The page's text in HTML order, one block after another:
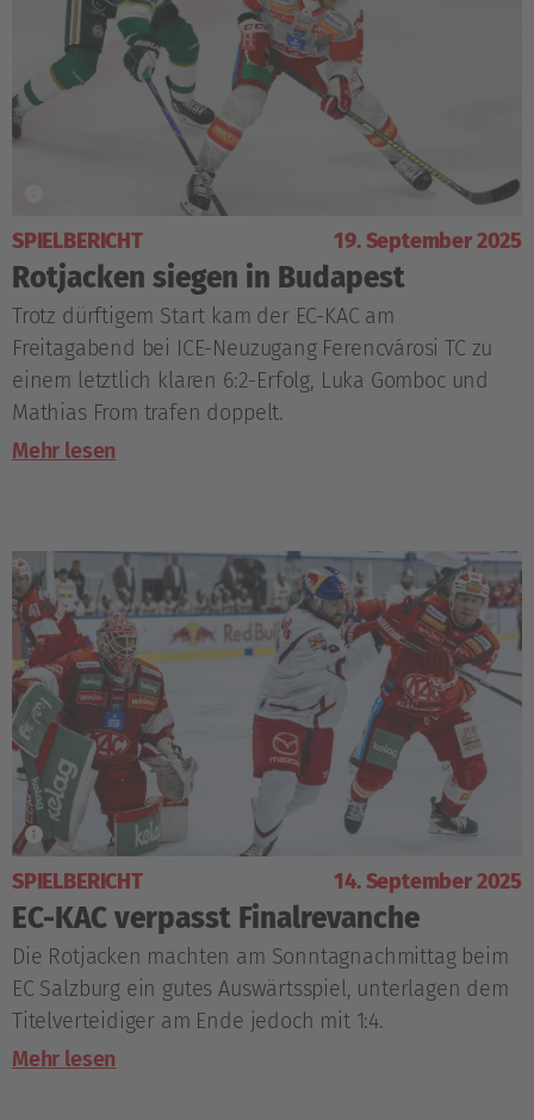
SPIELBERICHT 19. September 2025
Rotjacken siegen in Budapest
Trotz dürftigem Start kam der EC-KAC am
Freitagabend bei ICE-Neuzugang Ferencvárosi TC zu
einem letztlich klaren 6:2-Erfolg, Luka Gomboc und
Mathias From trafen doppelt.
Mehr lesen
SPIELBERICHT 14. September 2025
EC-KAC verpasst Finalrevanche
Die Rotjacken machten am Sonntagnachmittag beim
EC Salzburg ein gutes Auswärtsspiel, unterlagen dem
Titelverteidiger am Ende jedoch mit 1:4.
Mehr lesen